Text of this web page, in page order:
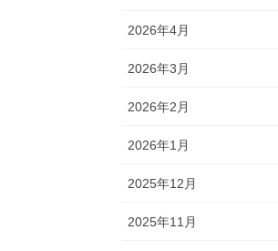
2026年4月
2026年3月
2026年2月
2026年1月
2025年12月
2025年11月